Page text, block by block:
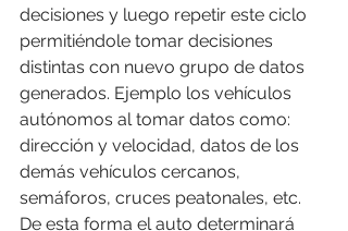
decisiones y luego repetir este ciclo
permitiéndole tomar decisiones
distintas con nuevo grupo de datos
generados. Ejemplo los vehículos
autónomos al tomar datos como:
dirección y velocidad, datos de los
demás vehículos cercanos,
semáforos, cruces peatonales, etc.
De esta forma el auto determinará